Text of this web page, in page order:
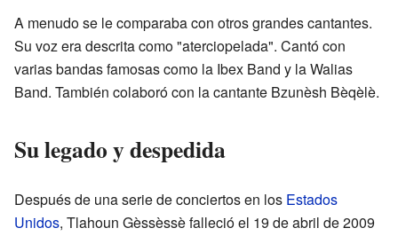
A menudo se le comparaba con otros grandes cantantes.
Su voz era descrita como "aterciopelada". Cantó con
varias bandas famosas como la Ibex Band y la Walias
Band. También colaboró con la cantante Bzunèsh Bèqèlè.
Su legado y despedida
Después de una serie de conciertos en los Estados
Unidos, Tlahoun Gèssèssè falleció el 19 de abril de 2009